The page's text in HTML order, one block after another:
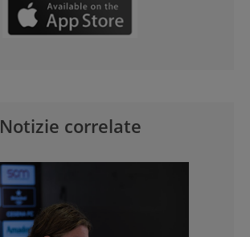
Notizie correlate